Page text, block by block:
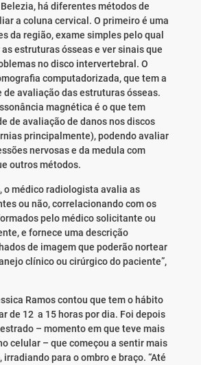
há diferentes métodos de
a coluna cervical. O primeiro é uma
da região, exame simples pelo qual
estruturas ósseas e ver sinais que
no disco intervertebral. O
computadorizada, que tem a
de avaliação das estruturas ósseas.
magnética é o que tem
de avaliação de danos nos discos
principalmente), podendo avaliar
nervosas e da medula com
outros métodos.
o médico radiologista avalia as
ou não, correlacionando com os
pelo médico solicitante ou
e fornece uma descrição
de imagem que poderão nortear
clínico ou cirúrgico do paciente”,
Ramos contou que tem o hábito
de 12 a 15 horas por dia. Foi depois
– momento em que teve mais
celular – que começou a sentir mais
irradiando para o ombro e braço. “Até